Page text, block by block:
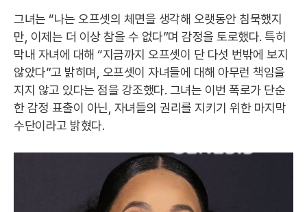
그녀는 “나는 오프셋의 체면을 생각해 오랫동안 침묵했지
만, 이제는 더 이상 참을 수 없다”며 감정을 토로했다. 특히
막내 자녀에 대해 “지금까지 오프셋이 단 다섯 번밖에 보지
않았다”고 밝히며, 오프셋이 자녀들에 대해 아무런 책임을
지지 않고 있다는 점을 강조했다. 그녀는 이번 폭로가 단순
한 감정 표출이 아닌, 자녀들의 권리를 지키기 위한 마지막
수단이라고 밝혔다.